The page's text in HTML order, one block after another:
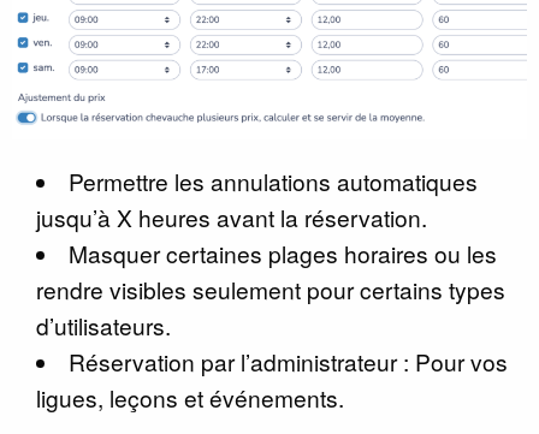
Permettre les annulations automatiques
jusqu’à X heures avant la réservation.
Masquer certaines plages horaires ou les
rendre visibles seulement pour certains types
d’utilisateurs.
Réservation par l’administrateur : Pour vos
ligues, leçons et événements.